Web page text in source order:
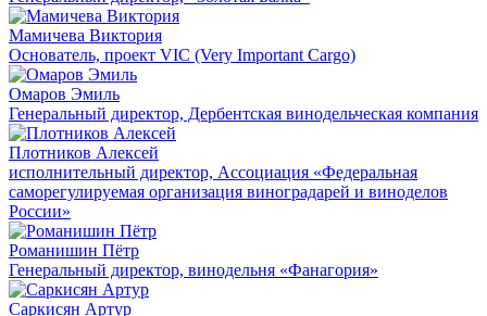
Мамичева Виктория
Основатель, проект VIC (Very Important Cargo)
Омаров Эмиль
Генеральный директор, Дербентская винодельческая компания
Плотников Алексей
исполнительный директор, Ассоциация «Федеральная
саморегулируемая организация виноградарей и виноделов
России»
Романишин Пётр
Генеральный директор, винодельня «Фанагория»
Саркисян Артур